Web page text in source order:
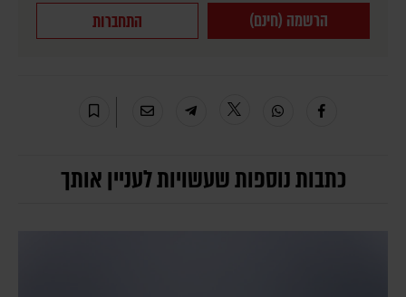
הרשמה (חינם) התחברות
כתבות נוספות שעשויות לעניין אותך